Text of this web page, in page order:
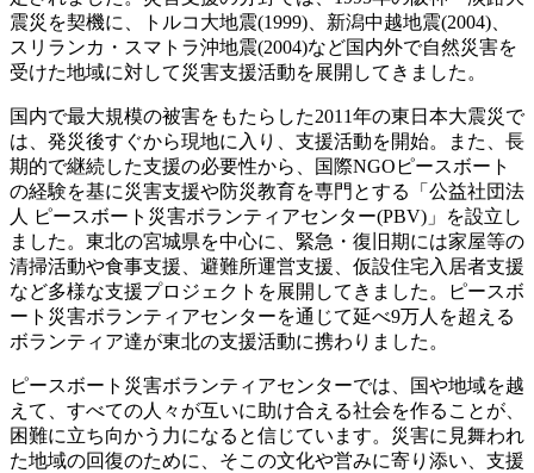
震災を契機に、トルコ大地震(1999)、新潟中越地震(2004)、
スリランカ・スマトラ沖地震(2004)など国内外で自然災害を
受けた地域に対して災害支援活動を展開してきました。
国内で最大規模の被害をもたらした2011年の東日本大震災で
は、発災後すぐから現地に入り、支援活動を開始。また、長
期的で継続した支援の必要性から、国際NGOピースボート
の経験を基に災害支援や防災教育を専門とする「公益社団法
人 ピースボート災害ボランティアセンター(PBV)」を設立し
ました。東北の宮城県を中心に、緊急・復旧期には家屋等の
清掃活動や食事支援、避難所運営支援、仮設住宅入居者支援
など多様な支援プロジェクトを展開してきました。ピースボ
ート災害ボランティアセンターを通じて延べ9万人を超える
ボランティア達が東北の支援活動に携わりました。
ピースボート災害ボランティアセンターでは、国や地域を越
えて、すべての人々が互いに助け合える社会を作ることが、
困難に立ち向かう力になると信じています。災害に見舞われ
た地域の回復のために、そこの文化や営みに寄り添い、支援